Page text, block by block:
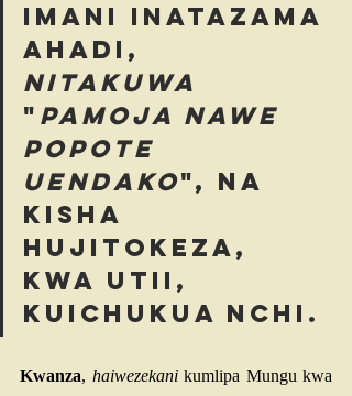
Imani inatazama
ahadi,
nitakuwa
" pamoja nawe
popote
uendako", na
kisha
hujitokeza,
kwa utii,
kuichukua nchi.
Kwanza, haiwezekani kumlipa Mungu kwa